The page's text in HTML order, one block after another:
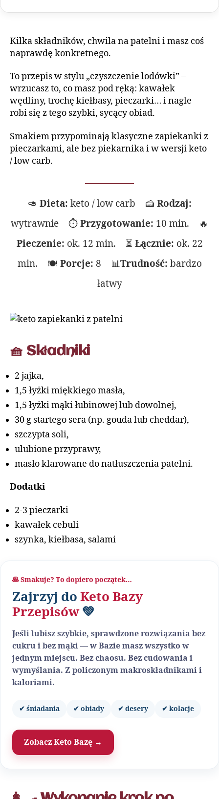
Kilka składników, chwila na patelni i masz coś
naprawdę konkretnego.
To przepis w stylu „czyszczenie lodówki” –
wrzucasz to, co masz pod ręką: kawałek
wędliny, trochę kiełbasy, pieczarki… i nagle
robi się z tego szybki, sycący obiad.
Smakiem przypominają klasyczne zapiekanki z
pieczarkami, ale bez piekarnika i w wersji keto
/ low carb.
🥑 Dieta: keto / low carb 🍰 Rodzaj:
wytrawnie ⏱ Przygotowanie: 10 min. 🔥
Pieczenie: ok. 12 min. ⏳ Łącznie: ok. 22
min. 🍽 Porcje: 8 📊Trudność: bardzo
łatwy
🧺 Składniki
2 jajka,
1,5 łyżki miękkiego masła,
1,5 łyżki mąki łubinowej lub dowolnej,
30 g startego sera (np. gouda lub cheddar),
szczypta soli,
ulubione przyprawy,
masło klarowane do natłuszczenia patelni.
Dodatki
2-3 pieczarki
kawałek cebuli
szynka, kiełbasa, salami
🥞 Smakuje? To dopiero początek…
Zajrzyj do Keto Bazy
Przepisów💚
Jeśli lubisz szybkie, sprawdzone rozwiązania bez
cukru i bez mąki — w Bazie masz wszystko w
jednym miejscu. Bez chaosu. Bez cudowania i
wymyślania. Z policzonym makroskładnikami i
kaloriami.
✔ śniadania ✔ obiady ✔ desery ✔ kolacje
Zobacz Keto Bazę →